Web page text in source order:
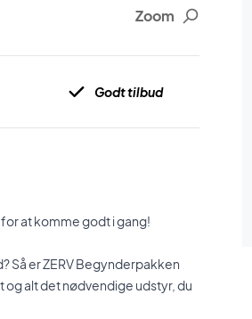
Zoom
Godt tilbud
at komme godt i gang!
Så er ZERV Begynderpakken
alt det nødvendige udstyr, du